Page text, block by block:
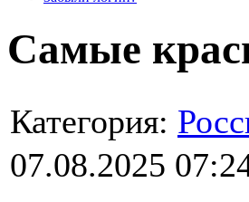
Самые
Категория:
07.08.2025